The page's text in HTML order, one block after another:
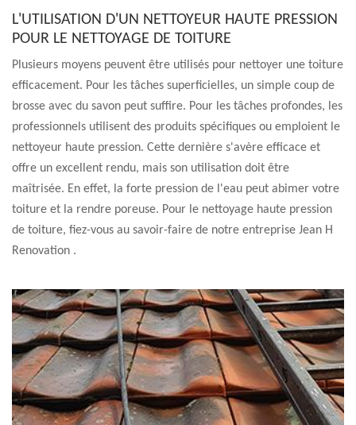
L'UTILISATION D'UN NETTOYEUR HAUTE PRESSION
POUR LE NETTOYAGE DE TOITURE
Plusieurs moyens peuvent être utilisés pour nettoyer une toiture
efficacement. Pour les tâches superficielles, un simple coup de
brosse avec du savon peut suffire. Pour les tâches profondes, les
professionnels utilisent des produits spécifiques ou emploient le
nettoyeur haute pression. Cette dernière s'avère efficace et
offre un excellent rendu, mais son utilisation doit être
maîtrisée. En effet, la forte pression de l'eau peut abimer votre
toiture et la rendre poreuse. Pour le nettoyage haute pression
de toiture, fiez-vous au savoir-faire de notre entreprise Jean H
Renovation .